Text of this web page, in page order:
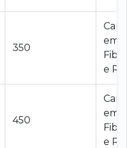
350
em
e
450
em
e